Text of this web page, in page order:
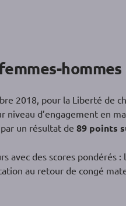
hommes
2018, pour la Liberté de
d’engagement en
un résultat de 89 points
avec des scores
au retour de congé